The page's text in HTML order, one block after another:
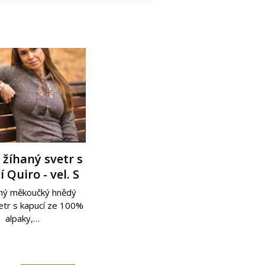
žíhaný svetr s
Quiro - vel. S
měkoučký hnědý
s kapucí ze 100%
alpaky,…
svetr s kapucí
- vel. S
měkoučký fialový
ze 100% alpaky,
precizně…
svetr s kapucí
- vel. S
měkoučký cihlový
ze 100% alpaky,
precizně…